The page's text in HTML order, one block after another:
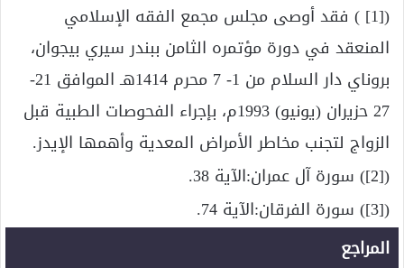
([1] ) فقد أوصى مجلس مجمع الفقه الإسلامي
المنعقد في دورة مؤتمره الثامن ببندر سيري بيجوان،
بروناي دار السلام من 1- 7 محرم 1414هـ الموافق 21-
27 حزيران (يونيو) 1993م، بإجراء الفحوصات الطبية قبل
الزواج لتجنب مخاطر الأمراض المعدية وأهمها الإيدز.
([2]) سورة آل عمران:الآية 38.
([3]) سورة الفرقان:الآية 74.
المراجع